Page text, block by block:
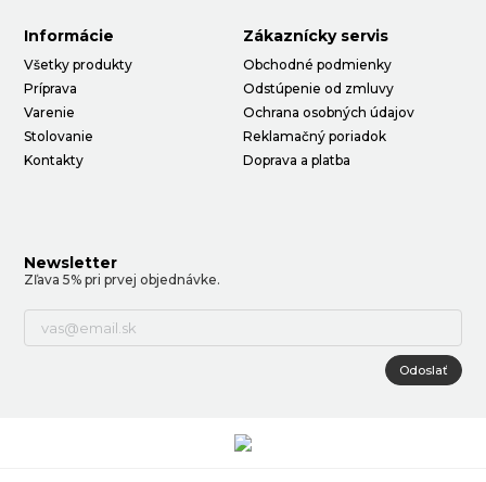
Informácie
Všetky produkty
Príprava
Varenie
Stolovanie
Kontakty
Zákaznícky servis
Obchodné podmienky
Odstúpenie od zmluvy
Ochrana osobných údajov
Reklamačný poriadok
Doprava a platba
Newsletter
Zľava 5% pri prvej objednávke.
Odoslať